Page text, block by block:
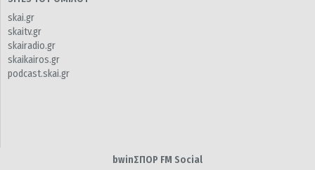
skai.gr
skaitv.gr
skairadio.gr
skaikairos.gr
podcast.skai.gr
bwinΣΠΟΡ FM Social